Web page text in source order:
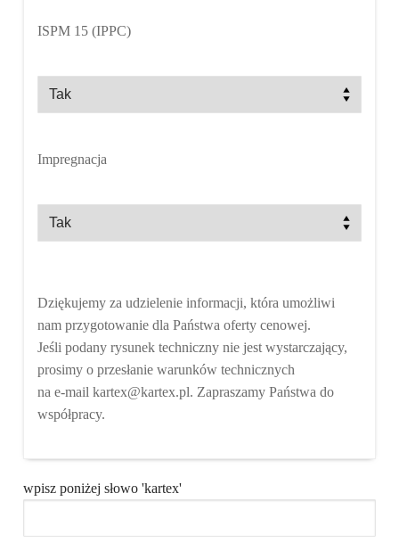
ISPM 15 (IPPC)
Impregnacja
Dziękujemy za udzielenie informacji, która umożliwi
nam przygotowanie dla Państwa oferty cenowej.
Jeśli podany rysunek techniczny nie jest wystarczający,
prosimy o przesłanie warunków technicznych
na e-mail kartex@kartex.pl. Zapraszamy Państwa do
współpracy.
wpisz poniżej słowo 'kartex'